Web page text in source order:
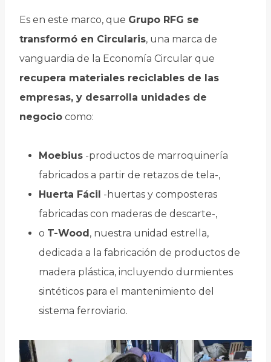
Es en este marco, que Grupo RFG se
transformó en Circularis, una marca de
vanguardia de la Economía Circular que
recupera materiales reciclables de las
empresas, y desarrolla unidades de
negocio como:
Moebius -productos de marroquinería
fabricados a partir de retazos de tela-,
Huerta Fácil -huertas y composteras
fabricadas con maderas de descarte-,
o T-Wood , nuestra unidad estrella,
dedicada a la fabricación de productos de
madera plástica, incluyendo durmientes
sintéticos para el mantenimiento del
sistema ferroviario.